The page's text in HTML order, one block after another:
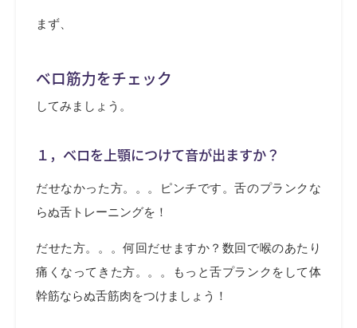
まず、
ベロ筋力をチェック
してみましょう。
１，ベロを上顎につけて音が出ますか？
だせなかった方。。。ピンチです。舌のプランクな
らぬ舌トレーニングを！
だせた方。。。何回だせますか？数回で喉のあたり
痛くなってきた方。。。もっと舌プランクをして体
幹筋ならぬ舌筋肉をつけましょう！